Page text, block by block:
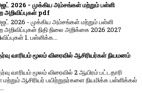
2026 - முக்கிய அம்சங்கள் மற்றும் பள்ளி
அறிவிப்புகள் pdf
2026 - முக்கிய அம்சங்கள் மற்றும் பள்ளி
அறிவிப்புகள் நிதி நிலை அறிக்கை 2026 2027
1. பள்ளிக்க...
வாரியம் மூலம் விரைவில் ஆசிரியர்கள் நியமனம்
வாரி​யம் மூலம் விரை​வில் 2 ஆயிரம் பட்​ட​தாரி
மற்​றும் ஆசிரியர் பயிற்றுநர்​களை நியமிக்க பள்​ளிக்​கல்​